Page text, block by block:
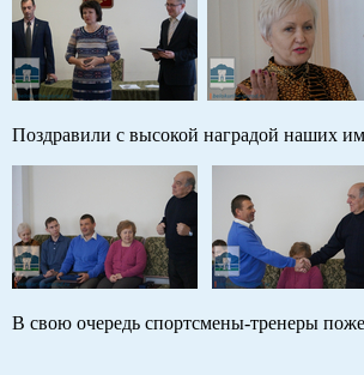
Поздравили с высокой наградой наших
В свою очередь спортсмены-тренеры